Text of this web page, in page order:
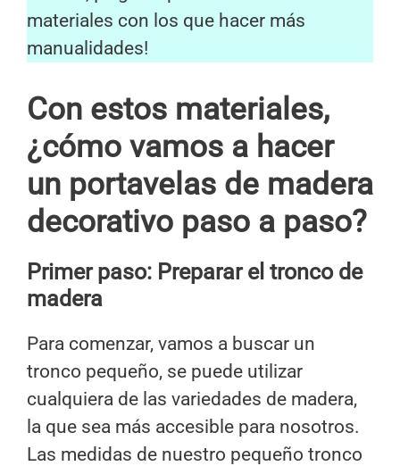
materiales con los que hacer más
manualidades!
Con estos materiales,
¿cómo vamos a hacer
un portavelas de madera
decorativo paso a paso?
Primer paso: Preparar el tronco de
madera
Para comenzar, vamos a buscar un
tronco pequeño, se puede utilizar
cualquiera de las variedades de madera,
la que sea más accesible para nosotros.
Las medidas de nuestro pequeño tronco